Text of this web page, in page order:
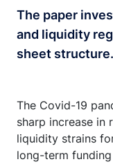
The paper
and liquidity
sheet structure.
The Covid-19
sharp increase in
liquidity strains
long-term